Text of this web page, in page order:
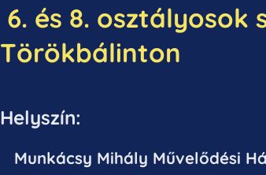
6. és 8. osztályosok
Törökbálinton
Helyszín:
Munkácsy Mihály Művelődési